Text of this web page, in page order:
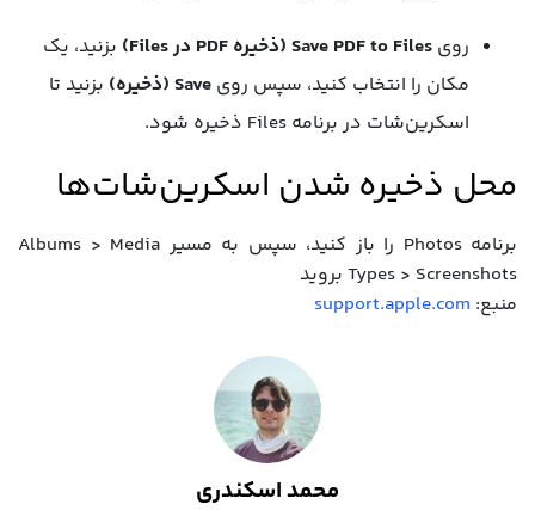
روی Save PDF to Files (ذخیره PDF در Files)
بزنید، یک
مکان را انتخاب کنید، سپس روی Save (ذخیره)
بزنید تا
اسکرین‌شات در برنامه Files ذخیره شود.
محل ذخیره شدن اسکرین‌شات‌ها
برنامه Photos را باز کنید، سپس به مسیر Albums > Media
Types > Screenshots بروید
منبع: support.apple.com
محمد اسکندری